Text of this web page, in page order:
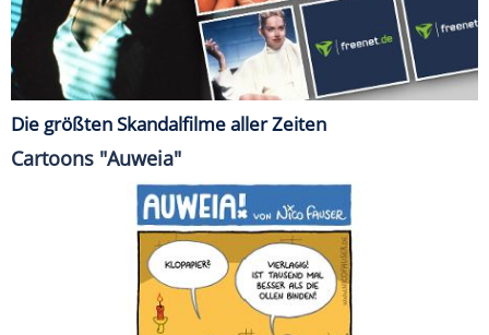
Die größten Skandalfilme aller Zeiten
Cartoons "Auweia"